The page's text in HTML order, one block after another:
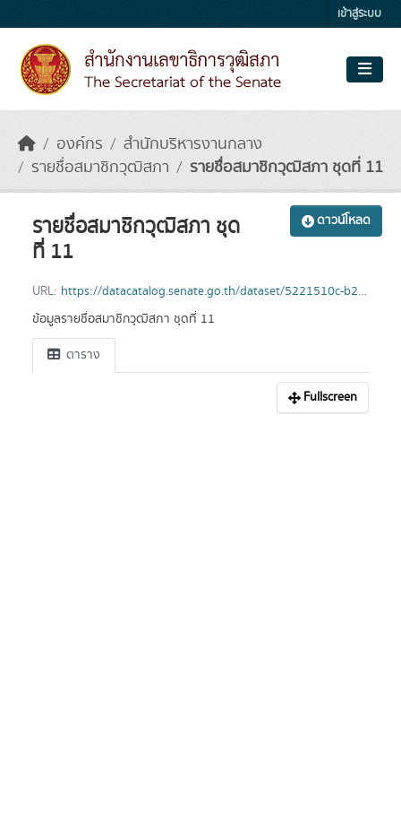
เข้าสู่ระบบ
องค์กร
สำนักบริหารงานกลาง
รายชื่อสมาชิกวุฒิสภา
รายชื่อสมาชิกวุฒิสภา ชุดที่ 11
ดาวน์โหลด
รายชื่อสมาชิกวุฒิสภา ชุด
ที่ 11
URL: https://datacatalog.senate.go.th/dataset/5221510c-b23a-4b04-84d5-68215d7a6ee4/resource/e9fdb169-7127-40ff-b39f-26051c4df38c/download/senator-no11.xlsx
ข้อมูลรายชื่อสมาชิกวุฒิสภา ชุดที่ 11
ตาราง
Fullscreen